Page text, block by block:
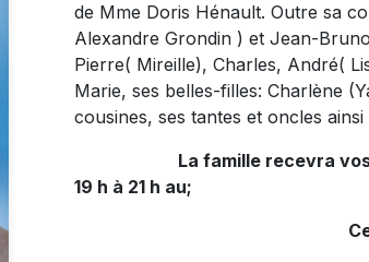
de Mme Doris Hénault. Outre sa
Alexandre Grondin ) et Jean-
Pierre( Mireille), Charles, André(
Marie, ses belles-filles: Charlène
cousines, ses tantes et oncles
La famille recevra
19 h à 21 h au;